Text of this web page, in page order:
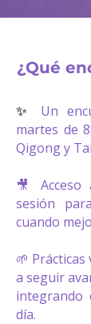
¿Qué
✨ Un
martes de
Qigong y
🎥 Acceso
sesión
cuando
🌱
a seguir
integrando
día.